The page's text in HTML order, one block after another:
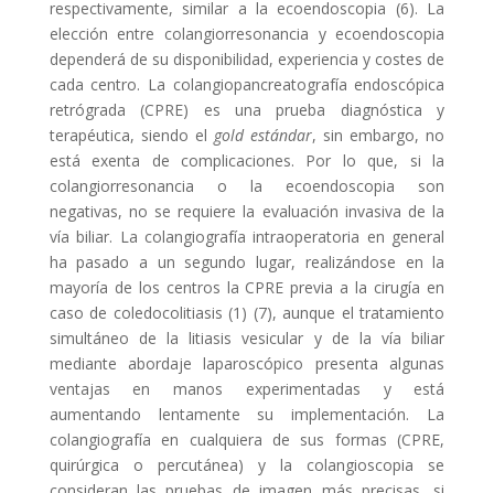
respectivamente, similar a la ecoendoscopia (6). La
elección entre colangiorresonancia y ecoendoscopia
dependerá de su disponibilidad, experiencia y costes de
cada centro. La colangiopancreatografía endoscópica
retrógrada (CPRE) es una prueba diagnóstica y
terapéutica, siendo el gold estándar, sin embargo, no
está exenta de complicaciones. Por lo que, si la
colangiorresonancia o la ecoendoscopia son
negativas, no se requiere la evaluación invasiva de la
vía biliar. La colangiografía intraoperatoria en general
ha pasado a un segundo lugar, realizándose en la
mayoría de los centros la CPRE previa a la cirugía en
caso de coledocolitiasis (1) (7), aunque el tratamiento
simultáneo de la litiasis vesicular y de la vía biliar
mediante abordaje laparoscópico presenta algunas
ventajas en manos experimentadas y está
aumentando lentamente su implementación. La
colangiografía en cualquiera de sus formas (CPRE,
quirúrgica o percutánea) y la colangioscopia se